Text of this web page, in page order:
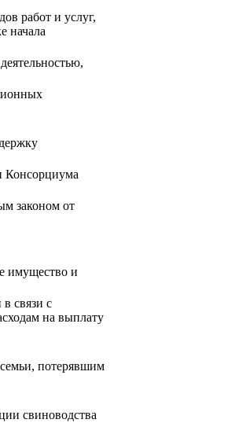
работ и услуг,
начала
Консорциума
законом от
имущество и
связи с
на выплату
потерявшим
свиноводства